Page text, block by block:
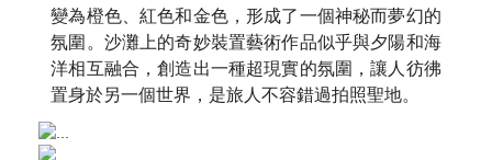
變為橙色、紅色和金色，形成了一個神秘而夢幻的
氛圍。沙灘上的奇妙裝置藝術作品似乎與夕陽和海
洋相互融合，創造出一種超現實的氛圍，讓人彷彿
置身於另一個世界，是旅人不容錯過拍照聖地。